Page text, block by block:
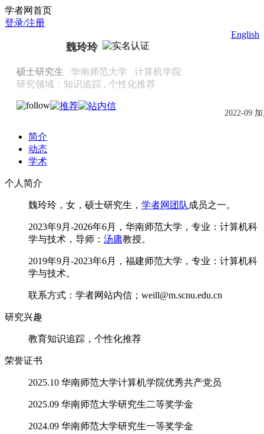
学者网首页
登录/注册
English
魏玲玲
硕士研究生 华南师范大学
计算机学院
研究领域：知识追踪 , 个性化推荐
2022-09
简介
动态
学术
个人简介
魏玲玲，女，硕士研究生， 学者网团队 成员之一。
2023年9月-2026年6月，华南师范大学，专业：计算机科
学与技术，导师： 汤庸教授。
2019年9月-2023年6月，福建师范大学，专业：计算机科
学与技术。
联系方式：学者网站内信；weill@m.scnu.edu.cn
研究兴趣
教育知识追踪，个性化推荐
荣誉证书
2025.10 华南师范大学计算机学院优秀共产党员
2025.09 华南师范大学研究生二等奖学金
2024.09 华南师范大学研究生一等奖学金